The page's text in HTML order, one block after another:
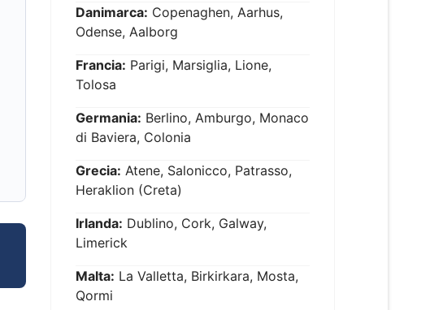
Danimarca: Copenaghen, Aarhus,
Odense, Aalborg
Francia: Parigi, Marsiglia, Lione,
Tolosa
Germania: Berlino, Amburgo, Monaco
di Baviera, Colonia
Grecia: Atene, Salonicco, Patrasso,
Heraklion (Creta)
Irlanda: Dublino, Cork, Galway,
Limerick
Malta: La Valletta, Birkirkara, Mosta,
Qormi